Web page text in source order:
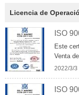
Licencia de
ISO
Este
Venta
2022/3/3
ISO